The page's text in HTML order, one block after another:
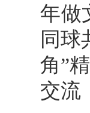
年做
同球
角”
交流